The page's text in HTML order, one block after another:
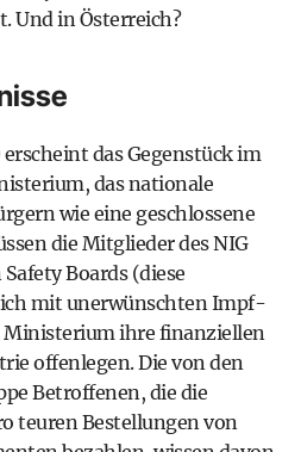
Und in Österreich?
das Gegenstück im
das nationale
wie eine geschlossene
die Mitglieder des NIG
Boards (diese
mit unerwünschten Impf-
ihre finanziellen
offenlegen. Die von den
Betroffenen, die die
teuren Bestellungen von